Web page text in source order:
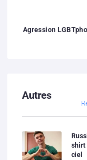
Agression
Autres
shirt
ciel